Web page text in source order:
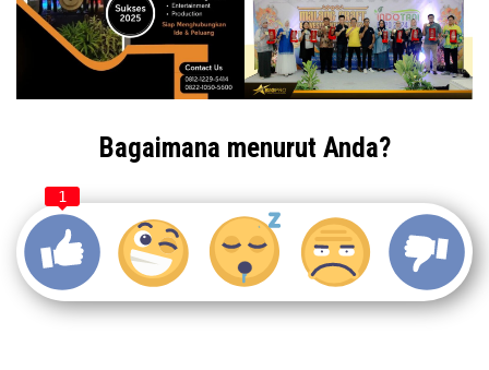
Bagaimana menurut Anda?
1